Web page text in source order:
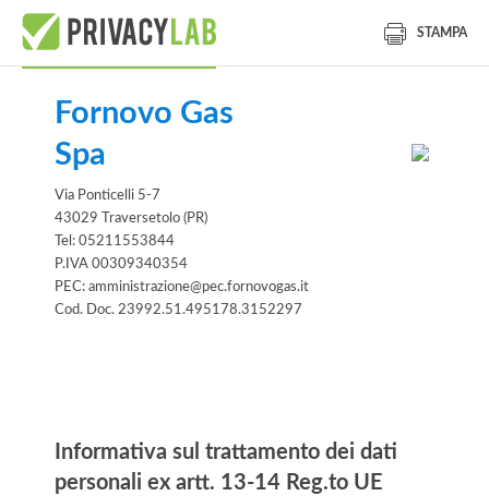
STAMPA
Fornovo Gas
Spa
Via Ponticelli 5-7
43029 Traversetolo (PR)
Tel: 05211553844
P.IVA 00309340354
PEC: amministrazione@pec.fornovogas.it
Cod. Doc. 23992.51.495178.3152297
Informativa sul trattamento dei dati
personali ex artt. 13-14 Reg.to UE